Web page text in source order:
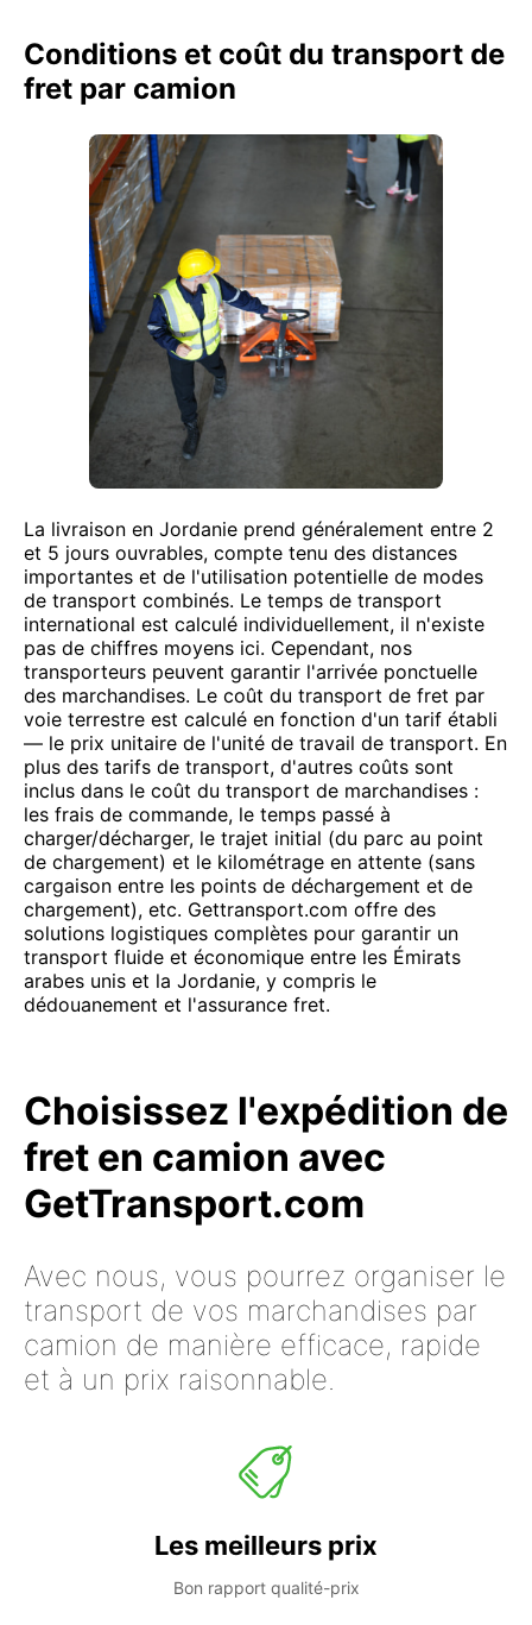
Conditions et coût du transport de
fret par camion
La livraison en Jordanie prend généralement entre 2
et 5 jours ouvrables, compte tenu des distances
importantes et de l'utilisation potentielle de modes
de transport combinés. Le temps de transport
international est calculé individuellement, il n'existe
pas de chiffres moyens ici. Cependant, nos
transporteurs peuvent garantir l'arrivée ponctuelle
des marchandises. Le coût du transport de fret par
voie terrestre est calculé en fonction d'un tarif établi
— le prix unitaire de l'unité de travail de transport. En
plus des tarifs de transport, d'autres coûts sont
inclus dans le coût du transport de marchandises :
les frais de commande, le temps passé à
charger/décharger, le trajet initial (du parc au point
de chargement) et le kilométrage en attente (sans
cargaison entre les points de déchargement et de
chargement), etc. Gettransport.com offre des
solutions logistiques complètes pour garantir un
transport fluide et économique entre les Émirats
arabes unis et la Jordanie, y compris le
dédouanement et l'assurance fret.
Choisissez l'expédition de
fret en camion avec
GetTransport.com
Avec nous, vous pourrez organiser le
transport de vos marchandises par
camion de manière efficace, rapide
et à un prix raisonnable.
Les meilleurs prix
Bon rapport qualité-prix